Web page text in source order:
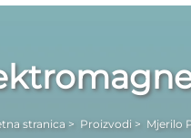
stranica > Proizvodi > Mjerilo